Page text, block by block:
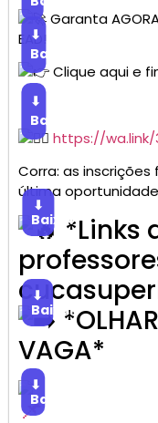
Garanta
EAD!
⬇
Baixar
Clique aqui e
⬇
Baixar
https://wa.link/
Corra: as
última
⬇
Baixar*Links
⬇
Baixar
VAGA*
⬇
Baixar